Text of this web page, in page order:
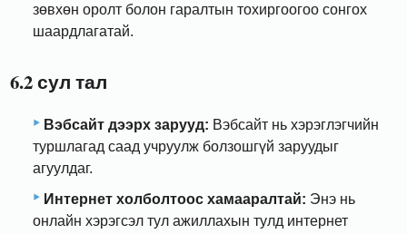
зөвхөн оролт болон гаралтын тохиргоогоо сонгох
шаардлагатай.
6.2 сул тал
Вэбсайт дээрх зарууд: Вэбсайт нь хэрэглэгчийн
туршлагад саад учруулж болзошгүй заруудыг
агуулдаг.
Интернет холболтоос хамааралтай: Энэ нь
онлайн хэрэгсэл тул ажиллахын тулд интернет